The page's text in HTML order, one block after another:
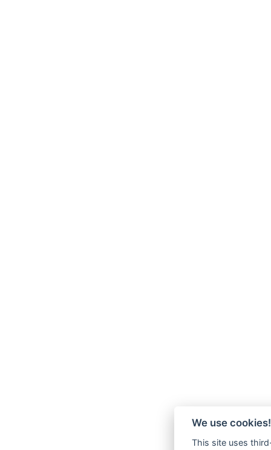
We use cookies!
This site uses